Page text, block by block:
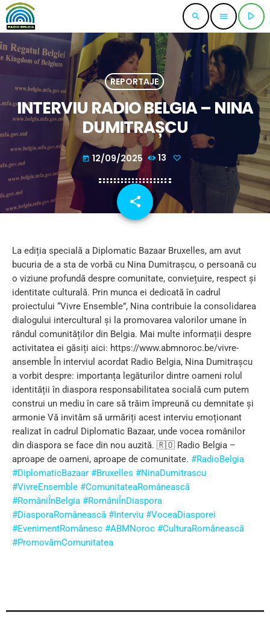
search menu play_arrow
REPORTAJE
INTERVIU RADIO BELGIA – NINA
DUMITRAȘCU
today 12/09/2025 13
share
email
La ediția specială a Diplomatic Bazaar Bruxelles, am avut
bucuria de a sta de vorbă cu Nina Dumitrașcu, o persoană cu
o viziune profundă despre comunitate, conviețuire, respect și
identitate culturală. Prin munca ei dedicată în cadrul
proiectului “Vivre Ensemble”, Nina contribuie la consolidarea
dialogului intercultural și la promovarea valorilor umane în
rândul comunităților din Belgia. Mai multe informații despre
activitatea ei găsiți aici: https://www.abmnoroc.be/vivre-
ansemble În interviul acordat Radio Belgia, Nina Dumitrașcu
a vorbit despre: importanța legăturilor dintre oameni rolul
identității în diaspora responsabilitatea socială cum putem
construi un mediu în care să trăim împreună cu demnitate și
armonie Vă invităm să urmăriți acest interviu emoționant
realizat în cadrul Diplomatic Bazaar, unde vocea românilor
din diaspora se face din nou auzită. 🇷🇴 Radio Belgia –
aproape de oameni, aproape de comunitate. #RadioBelgia
#DiplomaticBazaar #Bruxelles #NinaDumitrascu
#VivreEnsemble #ComunitateaRomânească
#RomâniÎnBelgia #RomâniÎnDiaspora
#DiasporaRomânească #Interviu #VoceaDiasporei
#EvenimentRomânesc #ABMNoroc #CulturaRomânească
#PromovămComunitatea